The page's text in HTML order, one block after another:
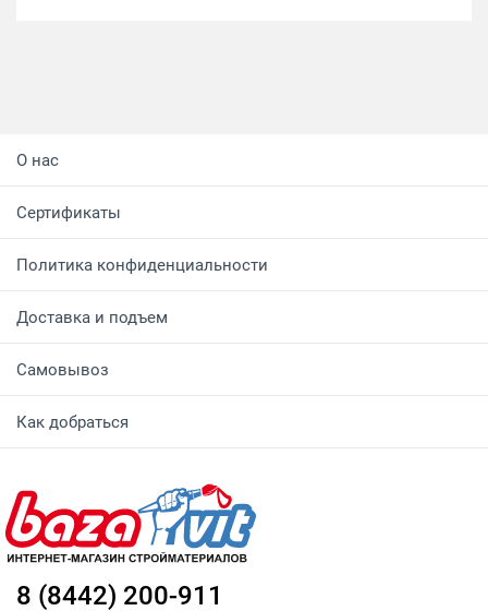
О нас
Сертификаты
Политика конфиденциальности
Доставка и подъем
Самовывоз
Как добраться
8 (8442) 200-911